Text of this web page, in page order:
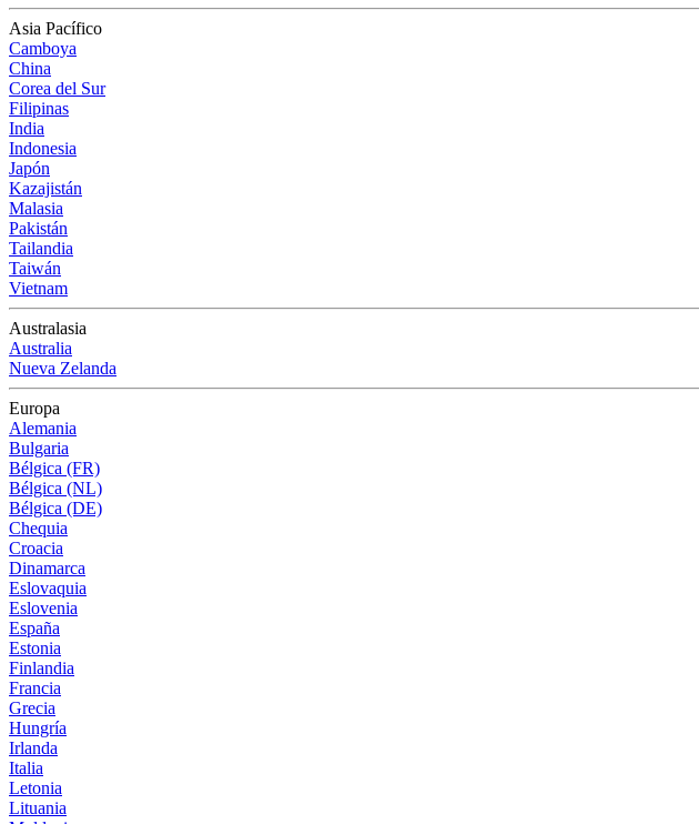
Asia Pacífico
Camboya
China
Corea del Sur
Filipinas
India
Indonesia
Japón
Kazajistán
Malasia
Pakistán
Tailandia
Taiwán
Vietnam
Australasia
Australia
Nueva Zelanda
Europa
Alemania
Bulgaria
Bélgica (FR)
Bélgica (NL)
Bélgica (DE)
Chequia
Croacia
Dinamarca
Eslovaquia
Eslovenia
España
Estonia
Finlandia
Francia
Grecia
Hungría
Irlanda
Italia
Letonia
Lituania